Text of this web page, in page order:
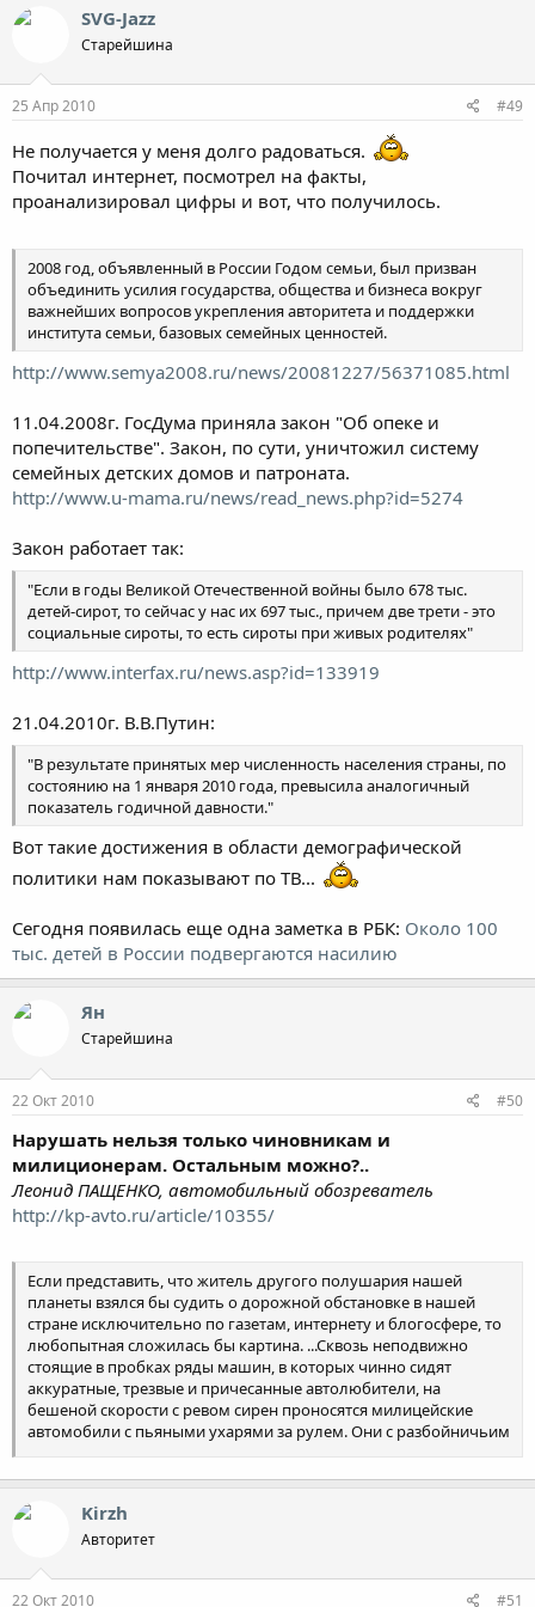
и так далее. Какую бы из социальных групп вы ни выбрали
себе во враги, создается впечатление, что их слишком много.
Грустный закон демографии - для роста популяции нужно,
чтобы в среднем на семью приходилось 2,1 ребенка. От того, в
через 15-20 лет.
Другими словами, чтобы через 20 лет ваши дети общались с
воспитанными сверстниками, а не с соседями по бараку, нужно
приходится на одну семью классового противника. Будьте
конструктивны, вытесняйте подонков потомками.
Мне могут возразить - на какие шиши воспитывать
многочисленных отпрысков? Отвечу просто - умный и волевой
человек найдет деньги. Что делать, если мы не хотим иметь
детей, спросят меня чайлдфри. Да ничего, просто придется
Заметьте, конструктивный принцип работает не только в
демографической борьбе с гопниками. Всегда лучше создать,
чем уничтожить. Всегда проще разрушить, чем построить.
Есть ли лучшая и увлекательная цель в жизни, чем побеждать
зло любовью, а не палкой и пистолетом? Есть ли задача лучше,
чем воспитать детей так, чтобы ими можно было гордиться? Я
таких не знаю.
Будьте конструктивны, у любви большой боезапас, а сделать
надо очень многое. Главное, не верить в то, что количество
разума на планете - величина постоянная, а население растет. И
SVG-Jazz
Старейшина
25 Апр 2010 #49
Не получается у меня долго радоваться.
Почитал интернет, посмотрел на факты,
проанализировал цифры и вот, что получилось.
2008 год, объявленный в России Годом семьи, был призван
объединить усилия государства, общества и бизнеса вокруг
важнейших вопросов укрепления авторитета и поддержки
института семьи, базовых семейных ценностей.
http://www.semya2008.ru/news/20081227/56371085.html
11.04.2008г. ГосДума приняла закон "Об опеке и
попечительстве". Закон, по сути, уничтожил систему
семейных детских домов и патроната.
http://www.u-mama.ru/news/read_news.php?id=5274
Закон работает так:
"Если в годы Великой Отечественной войны было 678 тыс.
детей-сирот, то сейчас у нас их 697 тыс., причем две трети - это
социальные сироты, то есть сироты при живых родителях"
http://www.interfax.ru/news.asp?id=133919
21.04.2010г. В.В.Путин:
"В результате принятых мер численность населения страны, по
состоянию на 1 января 2010 года, превысила аналогичный
показатель годичной давности."
Вот такие достижения в области демографической
политики нам показывают по ТВ...
Сегодня появилась еще одна заметка в РБК: Около 100
тыс. детей в России подвергаются насилию
Ян
Старейшина
22 Окт 2010 #50
Нарушать нельзя только чиновникам и
милиционерам. Остальным можно?..
Леонид ПАЩЕНКО, автомобильный обозреватель
http://kp-avto.ru/article/10355/
Если представить, что житель другого полушария нашей
планеты взялся бы судить о дорожной обстановке в нашей
стране исключительно по газетам, интернету и блогосфере, то
любопытная сложилась бы картина. ...Сквозь неподвижно
стоящие в пробках ряды машин, в которых чинно сидят
аккуратные, трезвые и причесанные автолюбители, на
бешеной скорости с ревом сирен проносятся милицейские
автомобили с пьяными ухарями за рулем. Они с разбойничьим
детей, попутно из окон колошматя палками зазевавшихся
прохожих. Но и они частенько жмутся в сторону, чтобы
пропустить черные лимузины с синими маячками на крышах –
символами высшей власти. Самые смелые повстанцы из числа
крышу своих экипажей синие детские ведерки, призванные
Kirzh
Авторитет
22 Окт 2010 #51